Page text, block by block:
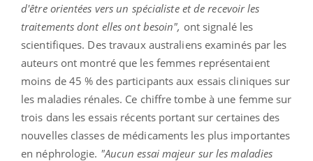
d'être orientées vers un spécialiste et de recevoir les
traitements dont elles ont besoin", ont signalé les
scientifiques. Des travaux australiens examinés par les
auteurs ont montré que les femmes représentaient
moins de 45 % des participants aux essais cliniques sur
les maladies rénales. Ce chiffre tombe à une femme sur
trois dans les essais récents portant sur certaines des
nouvelles classes de médicaments les plus importantes
en néphrologie. "Aucun essai majeur sur les maladies